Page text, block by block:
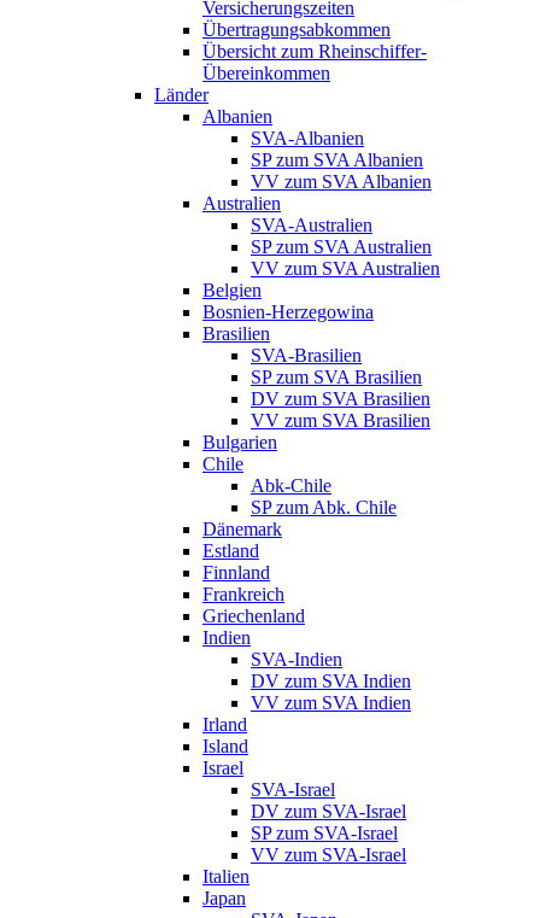
Versicherungszeiten
Übertragungsabkommen
Übersicht zum Rheinschiffer-
Übereinkommen
Länder
Albanien
SVA-Albanien
SP zum SVA Albanien
VV zum SVA Albanien
Australien
SVA-Australien
SP zum SVA Australien
VV zum SVA Australien
Belgien
Bosnien-Herzegowina
Brasilien
SVA-Brasilien
SP zum SVA Brasilien
DV zum SVA Brasilien
VV zum SVA Brasilien
Bulgarien
Chile
Abk-Chile
SP zum Abk. Chile
Dänemark
Estland
Finnland
Frankreich
Griechenland
Indien
SVA-Indien
DV zum SVA Indien
VV zum SVA Indien
Irland
Island
Israel
SVA-Israel
DV zum SVA-Israel
SP zum SVA-Israel
VV zum SVA-Israel
Italien
Japan